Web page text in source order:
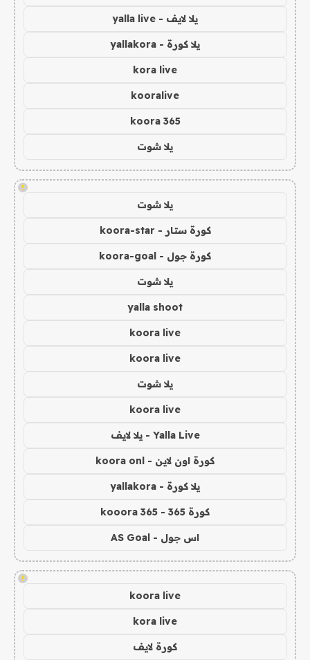
يلا لايف - yalla live
يلا كورة - yallakora
kora live
kooralive
koora 365
يلا شوت
!
يلا شوت
كورة ستار - koora-star
كورة جول - koora-goal
يلا شوت
yalla shoot
koora live
koora live
يلا شوت
koora live
Yalla Live - يلا لايف
كورة اون لاين - koora onl
يلا كورة - yallakora
كورة 365 - kooora 365
اس جول - AS Goal
!
koora live
kora live
كورة لايف